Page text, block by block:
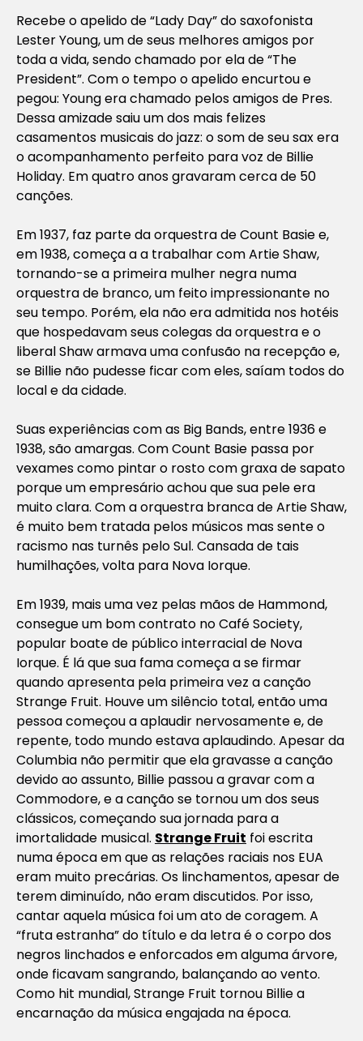
Recebe o apelido de “Lady Day” do saxofonista
Lester Young, um de seus melhores amigos por
toda a vida, sendo chamado por ela de “The
President”. Com o tempo o apelido encurtou e
pegou: Young era chamado pelos amigos de Pres.
Dessa amizade saiu um dos mais felizes
casamentos musicais do jazz: o som de seu sax era
o acompanhamento perfeito para voz de Billie
Holiday. Em quatro anos gravaram cerca de 50
canções.
Em 1937, faz parte da orquestra de Count Basie e,
em 1938, começa a a trabalhar com Artie Shaw,
tornando-se a primeira mulher negra numa
orquestra de branco, um feito impressionante no
seu tempo. Porém, ela não era admitida nos hotéis
que hospedavam seus colegas da orquestra e o
liberal Shaw armava uma confusão na recepção e,
se Billie não pudesse ficar com eles, saíam todos do
local e da cidade.
Suas experiências com as Big Bands, entre 1936 e
1938, são amargas. Com Count Basie passa por
vexames como pintar o rosto com graxa de sapato
porque um empresário achou que sua pele era
muito clara. Com a orquestra branca de Artie Shaw,
é muito bem tratada pelos músicos mas sente o
racismo nas turnês pelo Sul. Cansada de tais
humilhações, volta para Nova Iorque.
Em 1939, mais uma vez pelas mãos de Hammond,
consegue um bom contrato no Café Society,
popular boate de público interracial de Nova
Iorque. É lá que sua fama começa a se firmar
quando apresenta pela primeira vez a canção
Strange Fruit. Houve um silêncio total, então uma
pessoa começou a aplaudir nervosamente e, de
repente, todo mundo estava aplaudindo. Apesar da
Columbia não permitir que ela gravasse a canção
devido ao assunto, Billie passou a gravar com a
Commodore, e a canção se tornou um dos seus
clássicos, começando sua jornada para a
imortalidade musical. Strange Fruit foi escrita
numa época em que as relações raciais nos EUA
eram muito precárias. Os linchamentos, apesar de
terem diminuído, não eram discutidos. Por isso,
cantar aquela música foi um ato de coragem. A
“fruta estranha” do título e da letra é o corpo dos
negros linchados e enforcados em alguma árvore,
onde ficavam sangrando, balançando ao vento.
Como hit mundial, Strange Fruit tornou Billie a
encarnação da música engajada na época.